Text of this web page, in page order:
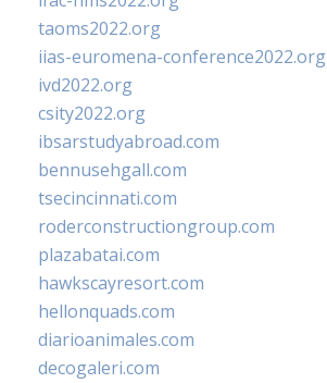
taoms2022.org
iias-euromena-conference2022.org
ivd2022.org
csity2022.org
ibsarstudyabroad.com
bennusehgall.com
tsecincinnati.com
roderconstructiongroup.com
plazabatai.com
hawkscayresort.com
hellonquads.com
diarioanimales.com
decogaleri.com